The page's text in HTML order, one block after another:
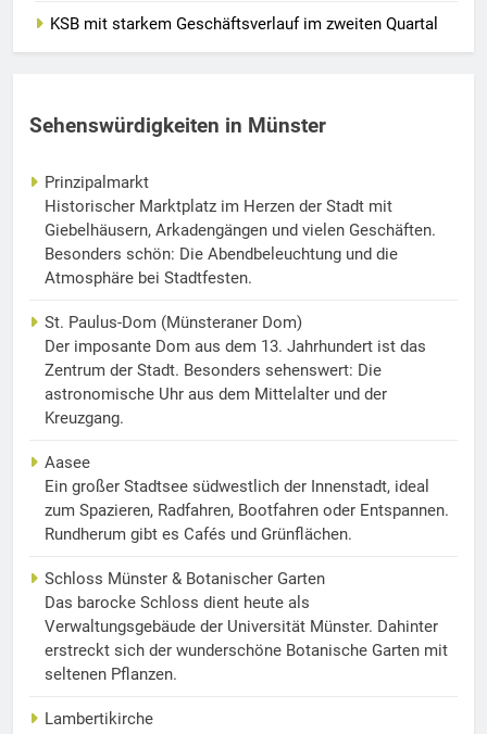
KSB mit starkem Geschäftsverlauf im zweiten Quartal
Sehenswürdigkeiten in Münster
Prinzipalmarkt
Historischer Marktplatz im Herzen der Stadt mit
Giebelhäusern, Arkadengängen und vielen Geschäften.
Besonders schön: Die Abendbeleuchtung und die
Atmosphäre bei Stadtfesten.
St. Paulus-Dom (Münsteraner Dom)
Der imposante Dom aus dem 13. Jahrhundert ist das
Zentrum der Stadt. Besonders sehenswert: Die
astronomische Uhr aus dem Mittelalter und der
Kreuzgang.
Aasee
Ein großer Stadtsee südwestlich der Innenstadt, ideal
zum Spazieren, Radfahren, Bootfahren oder Entspannen.
Rundherum gibt es Cafés und Grünflächen.
Schloss Münster & Botanischer Garten
Das barocke Schloss dient heute als
Verwaltungsgebäude der Universität Münster. Dahinter
erstreckt sich der wunderschöne Botanische Garten mit
seltenen Pflanzen.
Lambertikirche